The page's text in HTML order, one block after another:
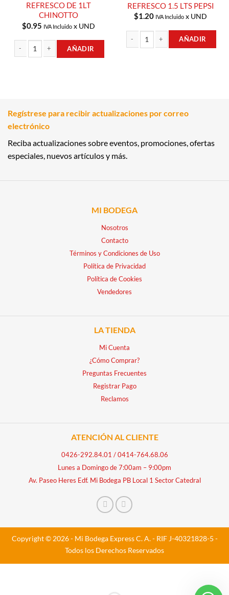
REFRESCO DE 1LT
CHINOTTO
$0.95 IVA Incluido x UND
AÑADIR
REFRESCO 1.5 LTS PEPSI
$1.20 IVA Incluido x UND
AÑADIR
Regístrese para recibir actualizaciones por correo
electrónico
Reciba actualizaciones sobre eventos, promociones, ofertas
especiales, nuevos artículos y más.
MI BODEGA
Nosotros
Contacto
Términos y Condiciones de Uso
Política de Privacidad
Política de Cookies
Vendedores
LA TIENDA
Mi Cuenta
¿Cómo Comprar?
Preguntas Frecuentes
Registrar Pago
Reclamos
ATENCIÓN AL CLIENTE
0426-292.84.01 /0414-764.68.06
Lunes a Domingo de 7:00am – 9:00pm
Av. Paseo Heres Edf. Mi Bodega PB Local 1 Sector Catedral
Copyright © 2026 - Mi Bodega Express C. A. - RIF J-40321828-5 -
Todos los Derechos Reservados